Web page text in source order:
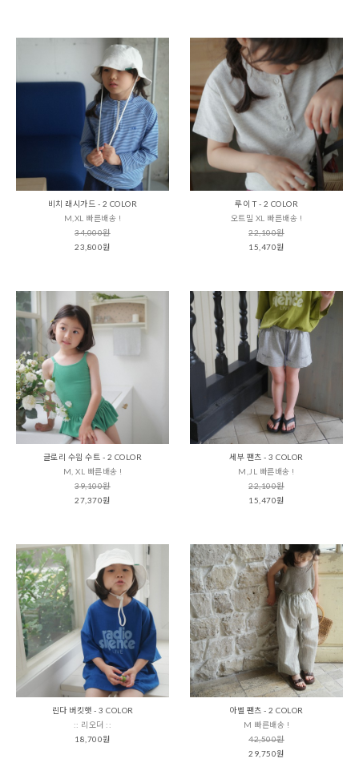
비치 래시가드 - 2 COLOR
M,XL 빠른배송 !
34,000원
23,800원
루이 T - 2 COLOR
오트밀 XL 빠른배송 !
22,100원
15,470원
글로리 수읨 수트 - 2 COLOR
M, XL 빠른배송 !
39,100원
27,370원
세부 팬츠 - 3 COLOR
M,JL 빠른배송 !
22,100원
15,470원
린다 버킷햇 - 3 COLOR
:: 리오더 ::
18,700원
아벨 팬츠 - 2 COLOR
M 빠른배송 !
42,500원
29,750원